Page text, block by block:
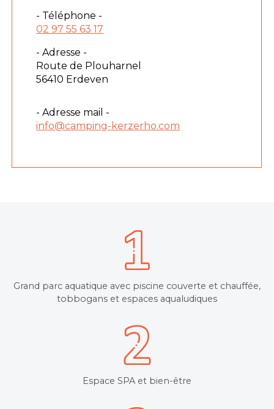
Grand parc aquatique avec piscine couverte et chauffée,
tobbogans et espaces aqualudiques
Espace SPA et bien-être
- Téléphone -
02 97 55 63 17
- Adresse -
Route de Plouharnel
56410 Erdeven
- Adresse mail -
info@camping-kerzerho.com